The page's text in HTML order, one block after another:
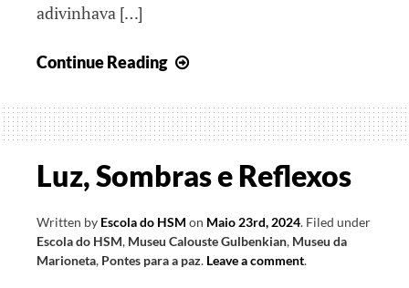
adivinhava […]
Continue Reading
um
mundo
Luz, Sombras e Reflexos
Written by Escola do HSM on Maio 23rd, 2024. Filed under
Escola do HSM, Museu Calouste Gulbenkian, Museu da
Marioneta, Pontes para a paz. Leave a comment.